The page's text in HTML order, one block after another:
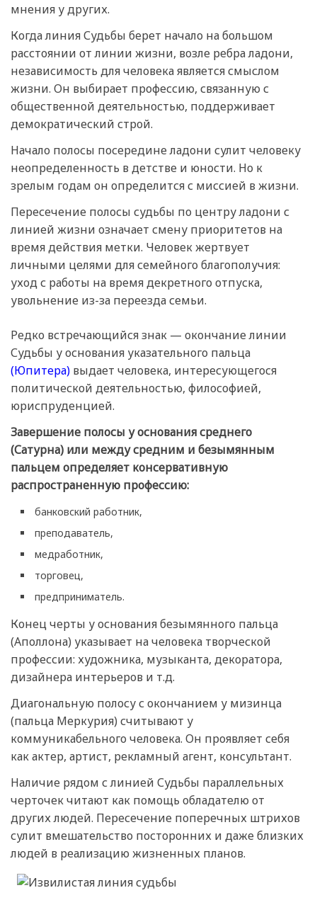
мнения у других.
Когда линия Судьбы берет начало на большом
расстоянии от линии жизни, возле ребра ладони,
независимость для человека является смыслом
жизни. Он выбирает профессию, связанную с
общественной деятельностью, поддерживает
демократический строй.
Начало полосы посередине ладони сулит человеку
неопределенность в детстве и юности. Но к
зрелым годам он определится с миссией в жизни.
Пересечение полосы судьбы по центру ладони с
линией жизни означает смену приоритетов на
время действия метки. Человек жертвует
личными целями для семейного благополучия:
уход с работы на время декретного отпуска,
увольнение из-за переезда семьи.
Редко встречающийся знак — окончание линии
Судьбы у основания указательного пальца
(Юпитера) выдает человека, интересующегося
политической деятельностью, философией,
юриспруденцией.
Завершение полосы у основания среднего
(Сатурна) или между средним и безымянным
пальцем определяет консервативную
распространенную профессию:
банковский работник,
преподаватель,
медработник,
торговец,
предприниматель.
Конец черты у основания безымянного пальца
(Аполлона) указывает на человека творческой
профессии: художника, музыканта, декоратора,
дизайнера интерьеров и т.д.
Диагональную полосу с окончанием у мизинца
(пальца Меркурия) считывают у
коммуникабельного человека. Он проявляет себя
как актер, артист, рекламный агент, консультант.
Наличие рядом с линией Судьбы параллельных
черточек читают как помощь обладателю от
других людей. Пересечение поперечных штрихов
сулит вмешательство посторонних и даже близких
людей в реализацию жизненных планов.